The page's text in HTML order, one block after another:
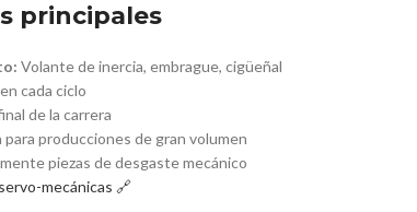
principales
Volante de inercia, embrague, cigüeñal
cada ciclo
de la carrera
para producciones de gran volumen
piezas de desgaste mecánico
mecánicas 🔗